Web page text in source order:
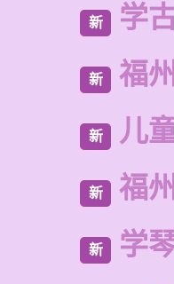
新 学
新 福
新 儿
新 福
新 学